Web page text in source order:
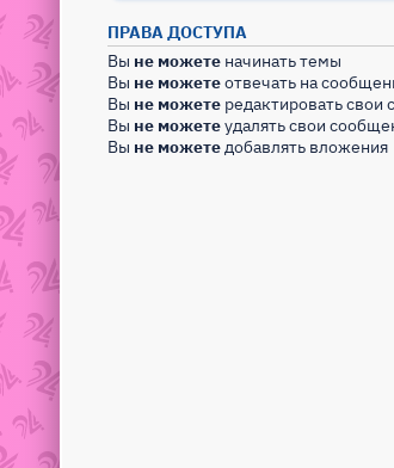
ПРАВА ДОСТУПА
Вы не можете начинать темы
Вы не можетеотвечать на
Вы не можете редактировать свои
Вы не можетеудалять свои
Вы не можетедобавлять вложения